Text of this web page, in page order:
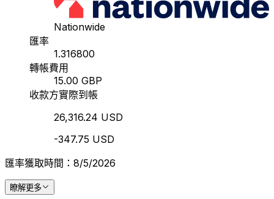
Nationwide
匯率
1.316800
轉帳費用
15.00 GBP
收款方實際到帳
26,316.24 USD
-347.75 USD
匯率獲取時間：8/5/2026
瞭解更多